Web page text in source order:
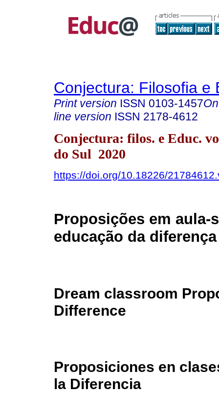
Conjectura: Filosofia e
Print version ISSN 0103-1457
line version ISSN 2178-4612
Conjectura: filos. e Educ.
do Sul 2020
https://doi.org/10.18226/
Proposições em aula-
educação da diferença
Dream classroom
Difference
Proposiciones en
la Diferencia